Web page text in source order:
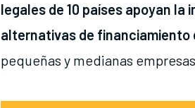
legales de 10 países apoyan la
alternativas de financiamiento
pequeñas y medianas empresas